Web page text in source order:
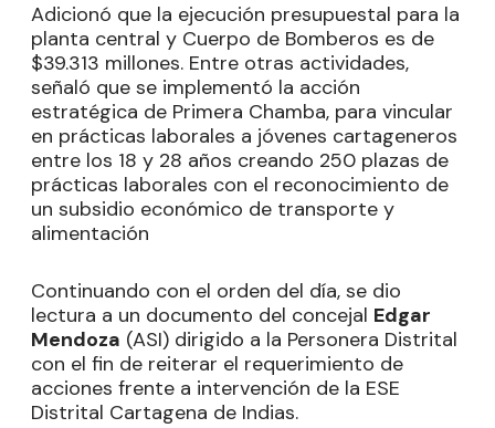
Adicionó que la ejecución presupuestal para la
planta central y Cuerpo de Bomberos es de
$39.313 millones. Entre otras actividades,
señaló que se implementó la acción
estratégica de Primera Chamba, para vincular
en prácticas laborales a jóvenes cartageneros
entre los 18 y 28 años creando 250 plazas de
prácticas laborales con el reconocimiento de
un subsidio económico de transporte y
alimentación
Continuando con el orden del día, se dio
lectura a un documento del concejal Edgar
Mendoza (ASI) dirigido a la Personera Distrital
con el fin de reiterar el requerimiento de
acciones frente a intervención de la ESE
Distrital Cartagena de Indias.